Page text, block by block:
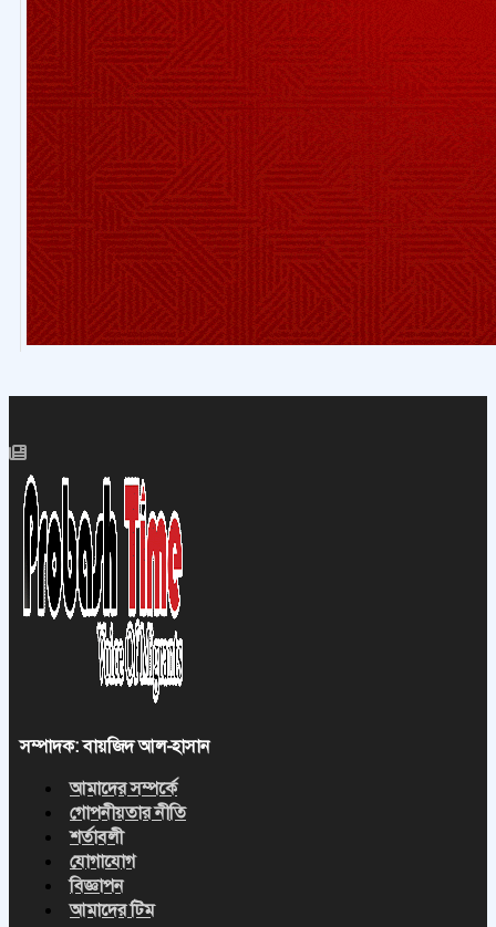
সম্পাদক: বায়জিদ আল-হাসান
আমাদের সম্পর্কে
গোপনীয়তার নীতি
শর্তাবলী
যোগাযোগ
বিজ্ঞাপন
আমাদের টিম